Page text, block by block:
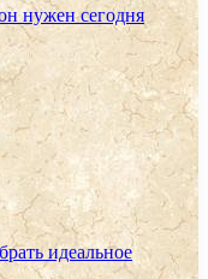
нужен сегодня
идеальное